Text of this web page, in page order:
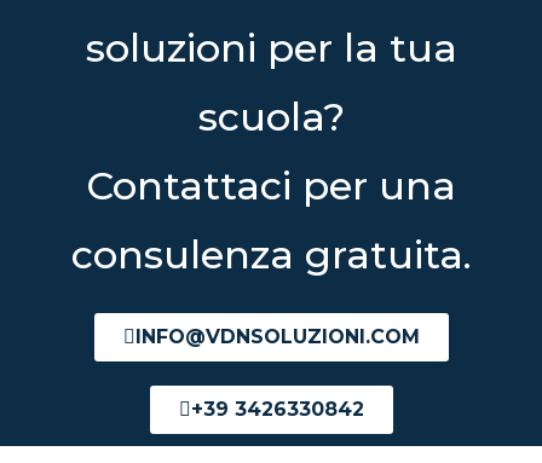
soluzioni per la tua
scuola?
Contattaci per una
consulenza gratuita.
INFO@VDNSOLUZIONI.COM
+39 3426330842